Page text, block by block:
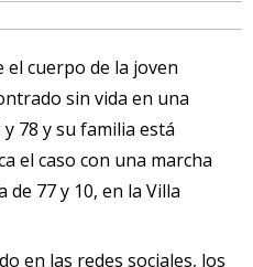
el cuerpo de la joven
sin vida en una
78 y su familia está
el caso con una marcha
de 77 y 10, en la Villa
en las redes sociales, los